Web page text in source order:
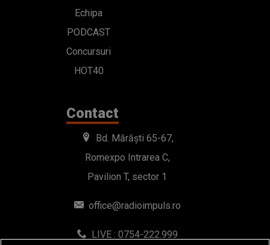
Echipa
PODCAST
Concursuri
HOT40
Contact
Bd. Mărăști 65-67,
Romexpo Intrarea C,
Pavilion T, sector 1
office@radioimpuls.ro
LIVE : 0754-222.999